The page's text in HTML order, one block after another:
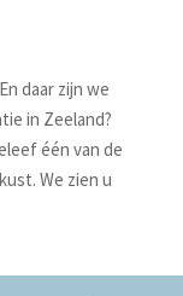
daar zijn we
in Zeeland?
één van de
We zien u